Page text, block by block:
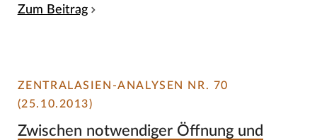
Zum Beitrag
ZENTRALASIEN-ANALYSEN NR. 70
(25.10.2013)
Zwischen notwendiger Öffnung und